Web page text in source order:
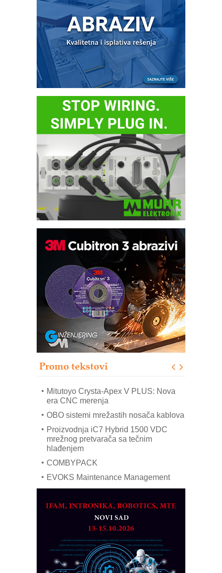
Promo tekstovi
Automatizacija pakovanja · Display
(Shelf-Ready) omotnice
Potpuna efikasnost bez složenih
sistema
Trajna oznaka kao dugoročna korist
Bezbednost na prvom mestu!
IB BLUMENAUER - više od 40 godina
poverenja u industriji
Art Utopia Studio – vizuelne priče
Mitutoyo Crysta-Apex V PLUS: Nova
era CNC merenja
OBO sistemi mrežastih nosača kablova
Proizvodnja iC7 Hybrid 1500 VDC
mrežnog pretvarača sa tečnim
hlađenjem
COMBYPACK
EVOKS Maintenance Management
na viši nivo
Detekcija različitih oblika
MAREX - Lim i mašine za savremena
rešenja
Marcom-plast d.o.o.- vaš pouzdan
partner